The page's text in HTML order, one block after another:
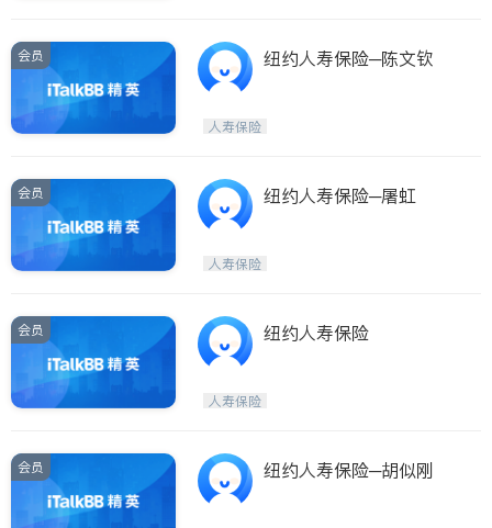
会员 纽约人寿保险─陈文钦
人寿保险
会员 纽约人寿保险─屠虹
人寿保险
会员 纽约人寿保险
人寿保险
会员 纽约人寿保险─胡似刚